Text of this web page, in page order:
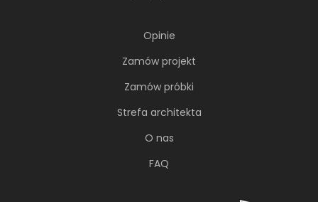
Opinie
Zamów projekt
Zamów próbki
Strefa architekta
O nas
FAQ